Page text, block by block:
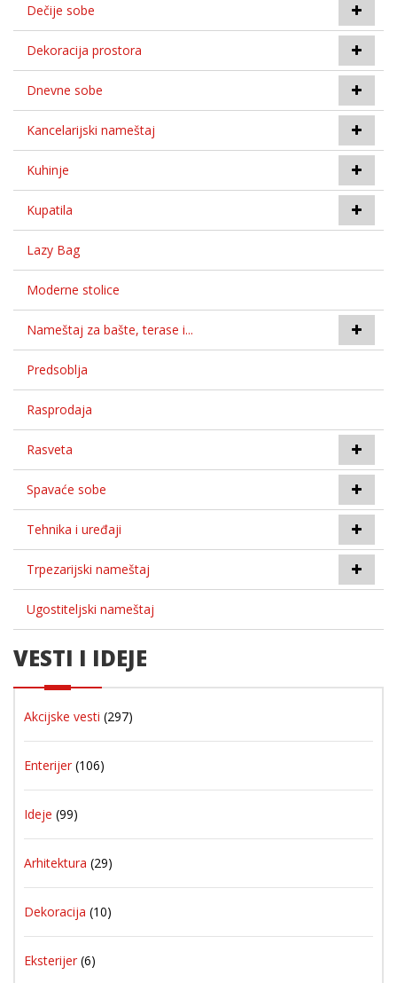
Dečije sobe
Dekoracija prostora
Dnevne sobe
Kancelarijski nameštaj
Kuhinje
Kupatila
Lazy Bag
Moderne stolice
Nameštaj za bašte, terase i...
Predsoblja
Rasprodaja
Rasveta
Spavaće sobe
Tehnika i uređaji
Trpezarijski nameštaj
Ugostiteljski nameštaj
VESTI I IDEJE
Akcijske vesti (297)
Enterijer (106)
Ideje (99)
Arhitektura (29)
Dekoracija (10)
Eksterijer (6)